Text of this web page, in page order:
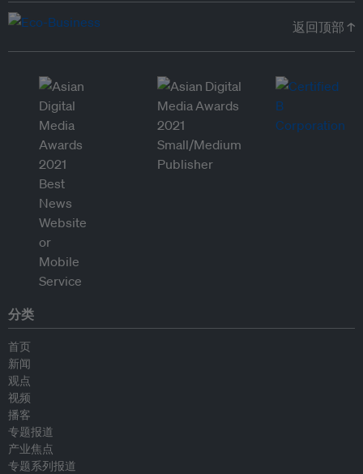
返回顶部 ↑
分类
首页
新闻
观点
视频
播客
专题报道
产业焦点
专题系列报道